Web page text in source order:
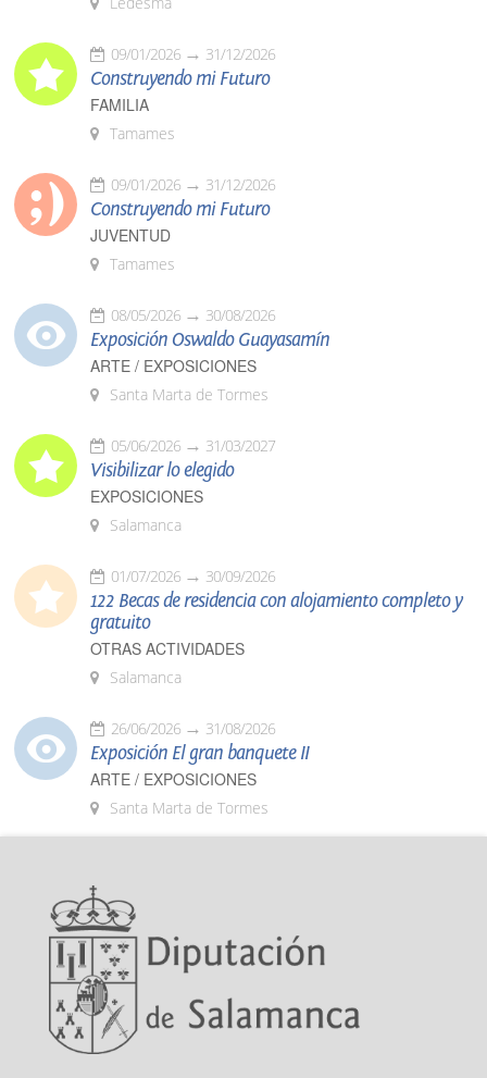
09/01/2026 31/12/2026
Construyendo mi Futuro
FAMILIA
Tamames
09/01/2026 31/12/2026
Construyendo mi Futuro
JUVENTUD
Tamames
08/05/2026 30/08/2026
Exposición Oswaldo Guayasamín
ARTE / EXPOSICIONES
Santa Marta de Tormes
05/06/2026 31/03/2027
Visibilizar lo elegido
EXPOSICIONES
Salamanca
01/07/2026 30/09/2026
122 Becas de residencia con alojamiento completo y
gratuito
OTRAS ACTIVIDADES
Salamanca
26/06/2026 31/08/2026
Exposición El gran banquete II
ARTE / EXPOSICIONES
Santa Marta de Tormes